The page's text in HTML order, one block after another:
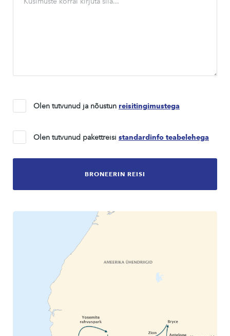
Olen tutvunud ja nõustun reisitingimustega
Olen tutvunud pakettreisi standardinfo teabelehega